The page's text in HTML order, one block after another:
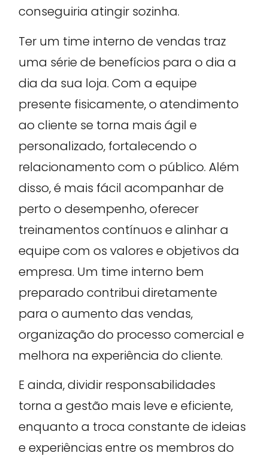
conseguiria atingir sozinha.
Ter um time interno de vendas traz
uma série de benefícios para o dia a
dia da sua loja. Com a equipe
presente fisicamente, o atendimento
ao cliente se torna mais ágil e
personalizado, fortalecendo o
relacionamento com o público. Além
disso, é mais fácil acompanhar de
perto o desempenho, oferecer
treinamentos contínuos e alinhar a
equipe com os valores e objetivos da
empresa. Um time interno bem
preparado contribui diretamente
para o aumento das vendas,
organização do processo comercial e
melhora na experiência do cliente.
E ainda, dividir responsabilidades
torna a gestão mais leve e eficiente,
enquanto a troca constante de ideias
e experiências entre os membros do